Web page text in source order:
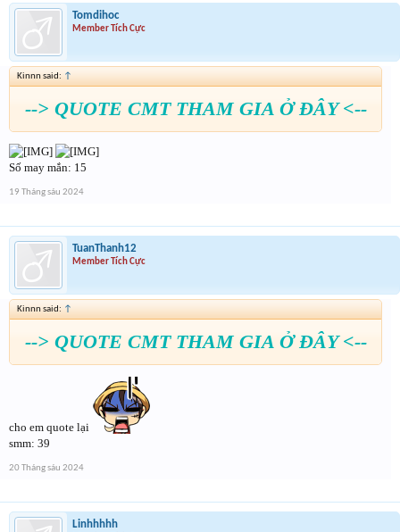
Tomdihoc
Member Tích Cực
Kinnn said: ↑
--> QUOTE CMT THAM GIA Ở ĐÂY <--
Số may mắn: 15
19 Tháng sáu 2024
TuanThanh12
Member Tích Cực
Kinnn said: ↑
--> QUOTE CMT THAM GIA Ở ĐÂY <--
cho em quote lại
smm: 39
20 Tháng sáu 2024
Linhhhhh